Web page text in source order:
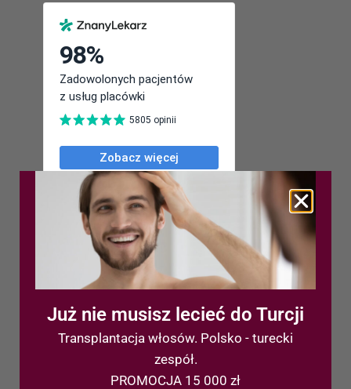
Ostatnie wpisy
Przeszczep włosów FUE
Fundusze Europejskie: Klinika Magnuccy
i Uniwersytet Śląski
NOWOŚĆ – Zabieg Hyaluxele
Już nie musisz lecieć do Turcji
Transplantacja włosów. Polsko - turecki
zespół.
PROMOCJA 15 000 zł